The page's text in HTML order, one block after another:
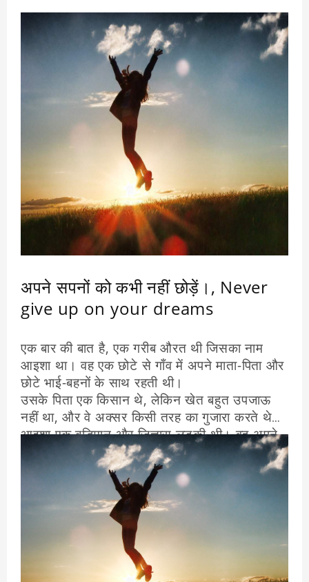
अपने सपनों को कभी नहीं छोड़ें।, Never
give up on your dreams
एक बार की बात है, एक गरीब औरत थी जिसका नाम
आइशा था। वह एक छोटे से गाँव में अपने माता-पिता और
छोटे भाई-बहनों के साथ रहती थी।
उसके पिता एक किसान थे, लेकिन खेत बहुत उपजाऊ
नहीं था, और वे अक्सर किसी तरह का गुजारा करते थे।
आइशा एक बुद्धिमान और जिज्ञासु लड़की थी। वह अपने
आसपास की दुनिया के बारे में जानना पसंद करती थी।
वह एक वैज्ञानिक बनने का सपना देखती थी, लेकिन वह
जानती थी कि अपने परिवार की वित्तीय स्थिति के कारण
उसे अपना लक्ष्य हासिल करना मुश्किल होगा !
एक दिन, आइशा के पिता बीमार पड़ गए। वह काम करने
में असमर्थ थे, और परिवार की आय और भी कम हो गई।
आइशा को अपने परिवार की मदद करने के लिए स्कूल
छोड़ना पड़ा।